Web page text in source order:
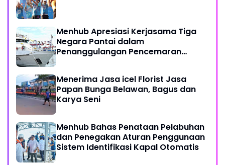
Menhub Apresiasi Kerjasama Tiga
Negara Pantai dalam
Penanggulangan Pencemaran
Menerima Jasa icel Florist Jasa
Papan Bunga Belawan, Bagus dan
Karya Seni
Menhub Bahas Penataan Pelabuhan
dan Penegakan Aturan Penggunaan
Sistem Identifikasi Kapal Otomatis